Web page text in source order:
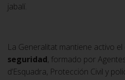
jabalí.
La Generalitat mantiene activo el
seguridad, formado por
d’Esquadra, Protección Civil y